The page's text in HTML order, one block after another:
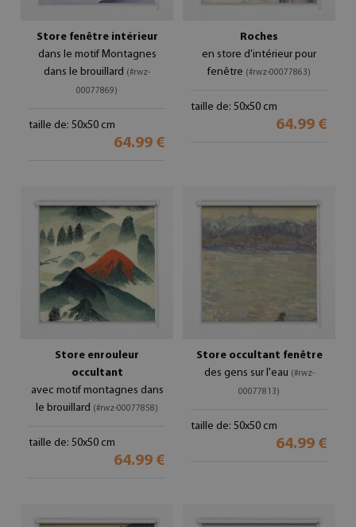
Store fenêtre intérieur
dans le motif Montagnes
dans le brouillard (#rwz-
00077869)
taille de: 50x50 cm
64.99 €
Roches
en store d'intérieur pour
fenêtre (#rwz-00077863)
taille de: 50x50 cm
64.99 €
Store enrouleur
occultant
avec motif montagnes dans
le brouillard (#rwz-00077858)
taille de: 50x50 cm
64.99 €
Store occultant fenêtre
des gens sur l'eau (#rwz-
00077813)
taille de: 50x50 cm
64.99 €